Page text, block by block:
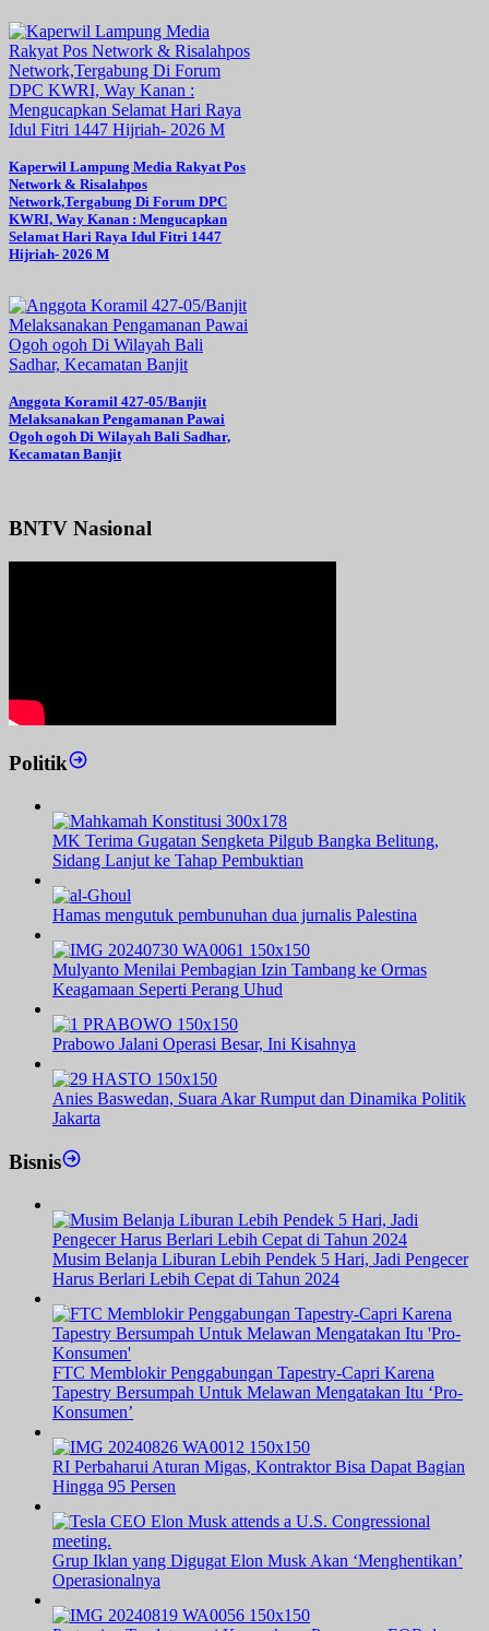
Kaperwil Lampung Media Rakyat Pos
Network & Risalahpos
Network,Tergabung Di Forum DPC
KWRI, Way Kanan : Mengucapkan
Selamat Hari Raya Idul Fitri 1447
Hijriah- 2026 M
Anggota Koramil 427-05/Banjit
Melaksanakan Pengamanan Pawai
Ogoh ogoh Di Wilayah Bali Sadhar,
Kecamatan Banjit
BNTV Nasional
Politik
MK Terima Gugatan Sengketa Pilgub Bangka Belitung,
Sidang Lanjut ke Tahap Pembuktian
Hamas mengutuk pembunuhan dua jurnalis Palestina
Mulyanto Menilai Pembagian Izin Tambang ke Ormas
Keagamaan Seperti Perang Uhud
Prabowo Jalani Operasi Besar, Ini Kisahnya
Anies Baswedan, Suara Akar Rumput dan Dinamika Politik
Jakarta
Bisnis
Musim Belanja Liburan Lebih Pendek 5 Hari, Jadi Pengecer
Harus Berlari Lebih Cepat di Tahun 2024
FTC Memblokir Penggabungan Tapestry-Capri Karena
Tapestry Bersumpah Untuk Melawan Mengatakan Itu ‘Pro-
Konsumen’
RI Perbaharui Aturan Migas, Kontraktor Bisa Dapat Bagian
Hingga 95 Persen
Grup Iklan yang Digugat Elon Musk Akan ‘Menghentikan’
Operasionalnya